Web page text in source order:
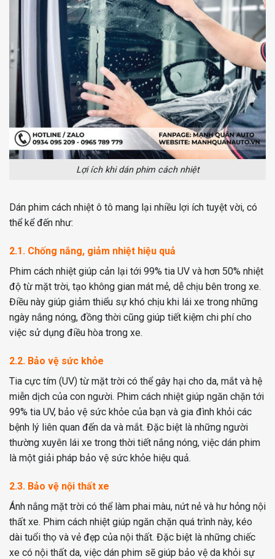
Lợi ích khi dán phim cách nhiệt
Dán phim cách nhiệt ô tô mang lại nhiều lợi ích tuyệt vời, có
thể kể đến như:
2.1. Chống nắng, giảm nhiệt hiệu quả
Phim cách nhiệt giúp cản lại tới 99% tia UV và hơn 50% nhiệt
độ từ mặt trời, tạo không gian mát mẻ, dễ chịu bên trong xe.
Điều này giúp giảm thiểu sự khó chịu khi lái xe trong những
ngày nắng nóng, đồng thời cũng giúp tiết kiệm chi phí cho
việc sử dụng điều hòa trong xe.
2.2. Bảo vệ sức khỏe
Tia cực tím (UV) từ mặt trời có thể gây hại cho da, mắt và hệ
miễn dịch của con người. Phim cách nhiệt giúp ngăn chặn tới
99% tia UV, bảo vệ sức khỏe của bạn và gia đình khỏi các
bệnh lý liên quan đến da và mắt. Đặc biệt là những người
thường xuyên lái xe trong thời tiết nắng nóng, việc dán phim
là một giải pháp bảo vệ sức khỏe hiệu quả.
2.3. Bảo vệ nội thất xe
Ánh nắng mặt trời có thể làm phai màu, nứt nẻ và hư hỏng nội
thất xe. Phim cách nhiệt giúp ngăn chặn quá trình này, kéo
dài tuổi thọ và vẻ đẹp của nội thất. Đặc biệt là những chiếc
xe có nội thất da, việc dán phim sẽ giúp bảo vệ da khỏi sự